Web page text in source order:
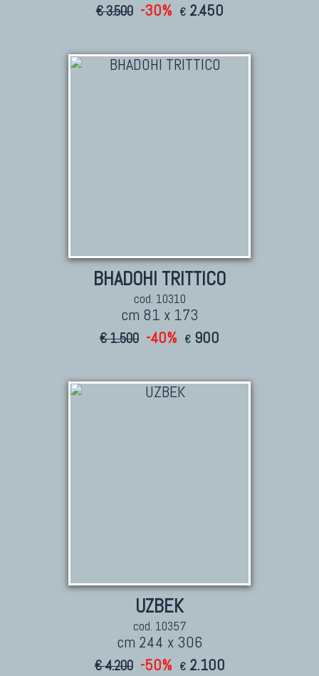
€ 3.500 -30% € 2.450
BHADOHI TRITTICO
cod. 10310
cm 81 x 173
€ 1.500 -40% € 900
UZBEK
cod. 10357
cm 244 x 306
€ 4.200 -50% € 2.100